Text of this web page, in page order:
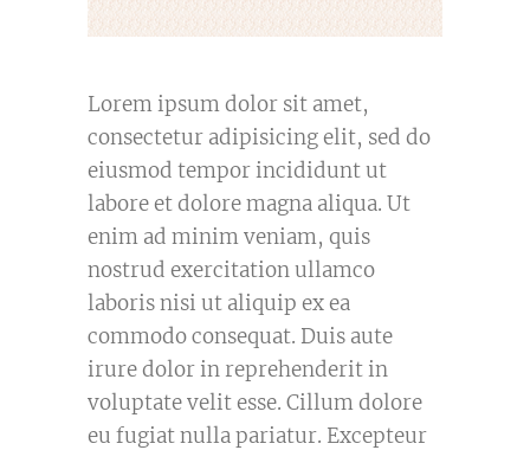
Lorem ipsum dolor sit amet,
consectetur adipisicing elit, sed do
eiusmod tempor incididunt ut
labore et dolore magna aliqua. Ut
enim ad minim veniam, quis
nostrud exercitation ullamco
laboris nisi ut aliquip ex ea
commodo consequat. Duis aute
irure dolor in reprehenderit in
voluptate velit esse. Cillum dolore
eu fugiat nulla pariatur. Excepteur